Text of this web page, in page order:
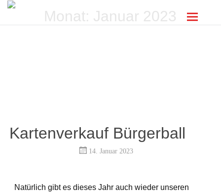
Monat: Januar 2023
Kartenverkauf Bürgerball
14. Januar 2023
Natürlich gibt es dieses Jahr auch wieder unseren